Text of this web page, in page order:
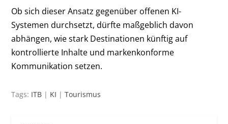
Ob sich dieser Ansatz gegenüber offenen KI-
Systemen durchsetzt, dürfte maßgeblich davon
abhängen, wie stark Destinationen künftig auf
kontrollierte Inhalte und markenkonforme
Kommunikation setzen.
Tags: ITB | KI |Tourismus